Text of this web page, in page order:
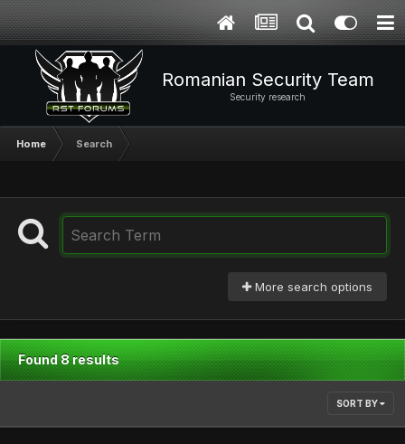
Romanian Security Team
Security research
Home Search
More search options
Found 8 results
SORT BY